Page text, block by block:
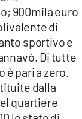
900mila euro
di
sportivo e
Di tutte
pari a zero.
dalla
quartiere